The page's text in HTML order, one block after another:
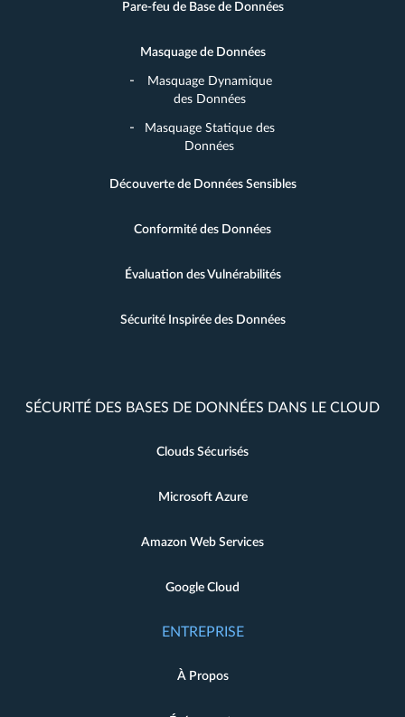
Pare-feu de Base de Données
Masquage de Données
Masquage Dynamique
des Données
Masquage Statique des
Données
Découverte de Données Sensibles
Conformité des Données
Évaluation des Vulnérabilités
Sécurité Inspirée des Données
SÉCURITÉ DES BASES DE DONNÉES DANS LE CLOUD
Clouds Sécurisés
Microsoft Azure
Amazon Web Services
Google Cloud
ENTREPRISE
À Propos